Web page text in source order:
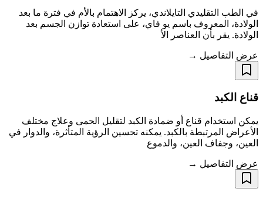
في الطب التقليدي التايلاندي، يركز الاهتمام بالأم في فترة ما بعد
الولادة، المعروف باسم يو فاي، على استعادة توازن الجسم بعد
الولادة. يقر بأن العناصر الأ
عرض التفاصيل →
قناع الكبد
يمكن استخدام قناع أو ضمادة الكبد لتقليل الحمى وعلاج مختلف
الأعراض المرتبطة بالكبد. يمكنه تحسين الرؤية المتأثرة، والدوار في
العين، وجفاف العين، والدموع
عرض التفاصيل →